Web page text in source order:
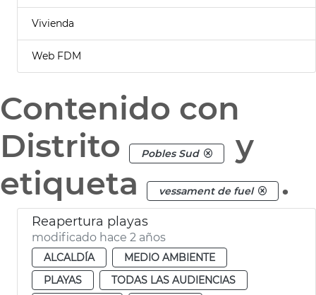
Vivienda
Web FDM
Contenido con
Distrito
Pobles Sud
y
etiqueta
vessament de fuel .
Reapertura playas
modificado hace 2 años
ALCALDÍA
MEDIO AMBIENTE
PLAYAS
TODAS LAS AUDIENCIAS